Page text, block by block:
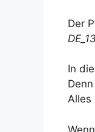
Der
In
Alles